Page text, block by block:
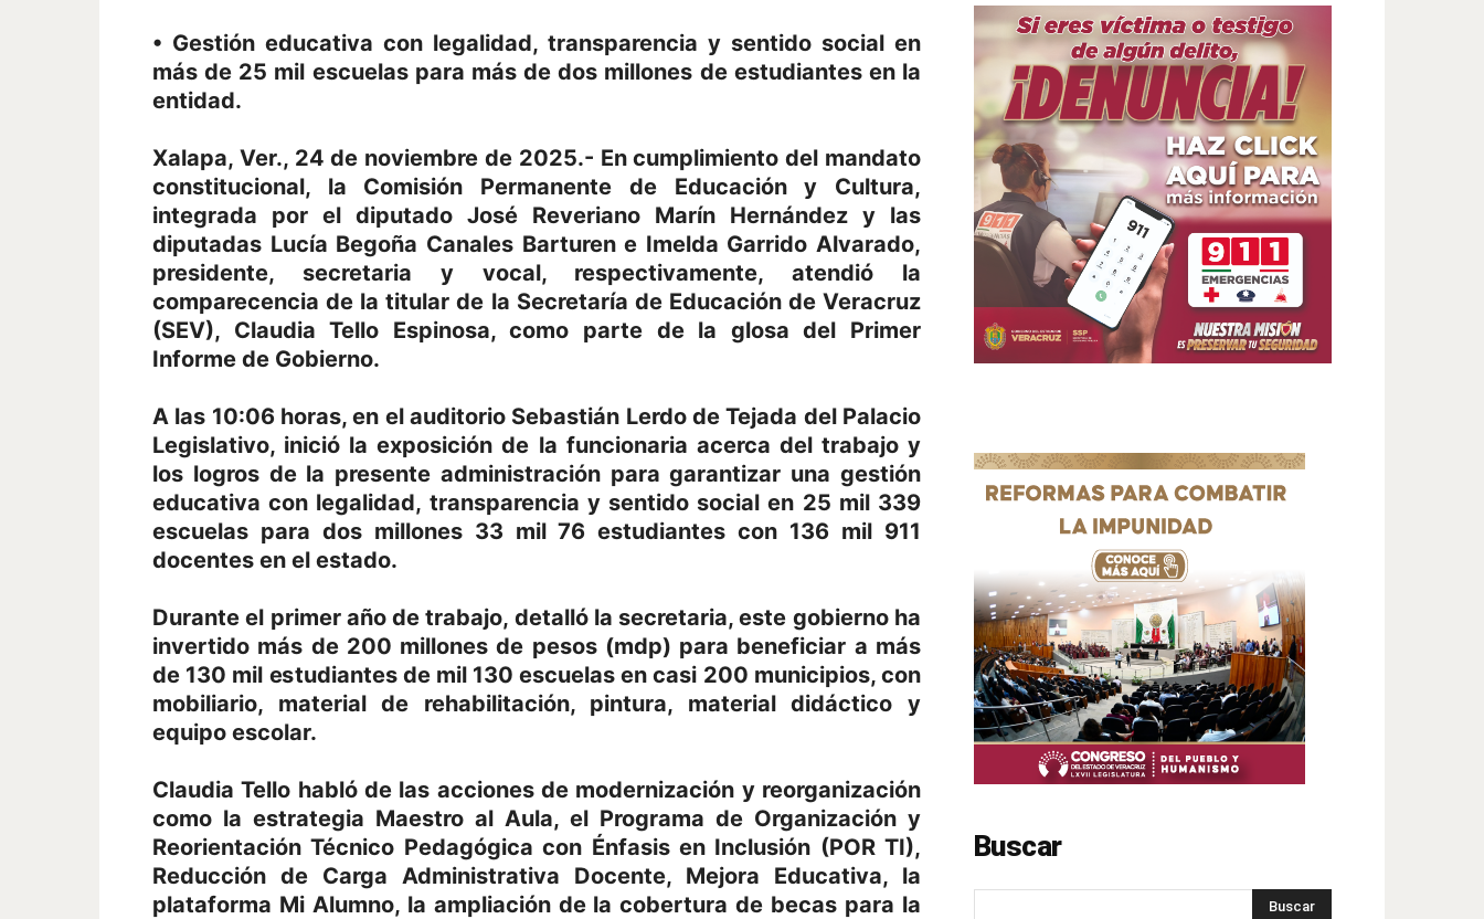
• Gestión educativa con legalidad, transparencia y sentido social en
más de 25 mil escuelas para más de dos millones de estudiantes en la
entidad.
Xalapa, Ver., 24 de noviembre de 2025.- En cumplimiento del mandato
constitucional, la Comisión Permanente de Educación y Cultura,
integrada por el diputado José Reveriano Marín Hernández y las
diputadas Lucía Begoña Canales Barturen e Imelda Garrido Alvarado,
presidente, secretaria y vocal, respectivamente, atendió la
comparecencia de la titular de la Secretaría de Educación de Veracruz
(SEV), Claudia Tello Espinosa, como parte de la glosa del Primer
Informe de Gobierno.
A las 10:06 horas, en el auditorio Sebastián Lerdo de Tejada del Palacio
Legislativo, inició la exposición de la funcionaria acerca del trabajo y
los logros de la presente administración para garantizar una gestión
educativa con legalidad, transparencia y sentido social en 25 mil 339
escuelas para dos millones 33 mil 76 estudiantes con 136 mil 911
docentes en el estado.
Durante el primer año de trabajo, detalló la secretaria, este gobierno ha
invertido más de 200 millones de pesos (mdp) para beneficiar a más
de 130 mil estudiantes de mil 130 escuelas en casi 200 municipios, con
mobiliario, material de rehabilitación, pintura, material didáctico y
equipo escolar.
Claudia Tello habló de las acciones de modernización y reorganización
como la estrategia Maestro al Aula, el Programa de Organización y
Reorientación Técnico Pedagógica con Énfasis en Inclusión (POR TI),
Reducción de Carga Administrativa Docente, Mejora Educativa, la
plataforma Mi Alumno, la ampliación de la cobertura de becas para la
Buscar